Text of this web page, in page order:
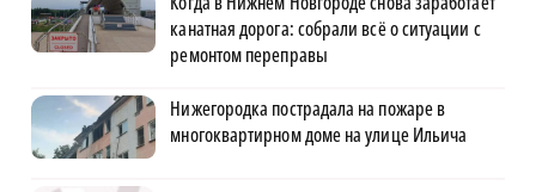
канатная дорога: собрали всё о ситуации с
ремонтом переправы
Нижегородка пострадала на пожаре в
многоквартирном доме на улице Ильича